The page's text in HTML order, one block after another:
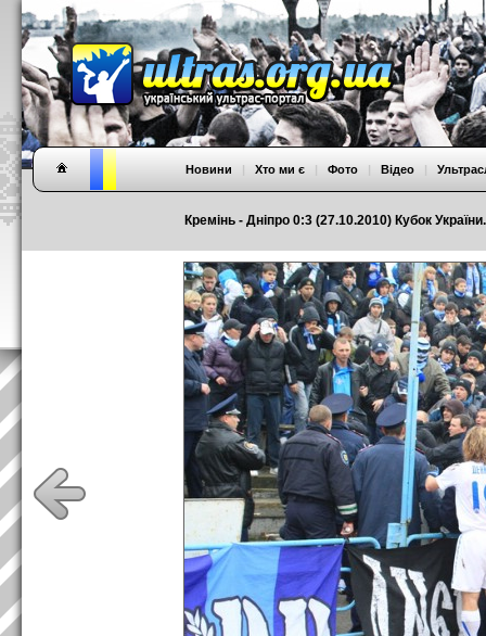
Кремінь - Дніпро 0:3 (27.10.2010) Кубок
Новини | Хто ми є | Фото | Відео |